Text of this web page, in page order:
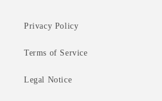
Privacy Policy
Terms of Service
Legal Notice